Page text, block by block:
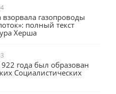
газопроводы
полный текст
Херша
года был образован
Социалистических